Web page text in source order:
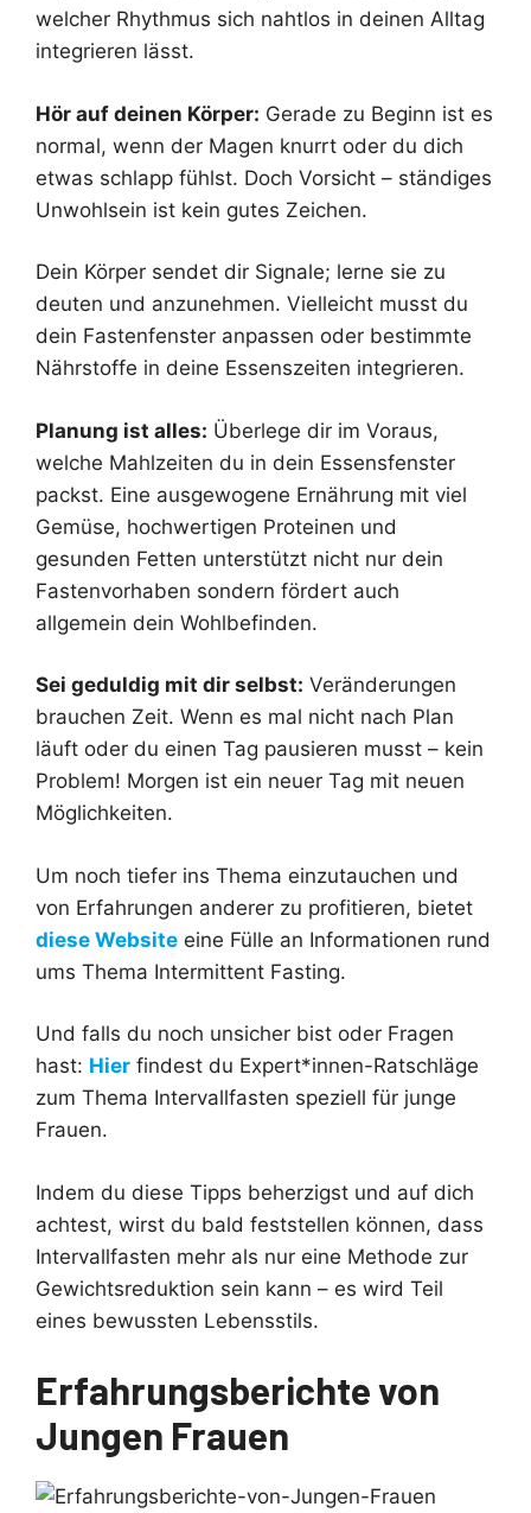
welcher Rhythmus sich nahtlos in deinen Alltag
integrieren lässt.
Hör auf deinen Körper: Gerade zu Beginn ist es
normal, wenn der Magen knurrt oder du dich
etwas schlapp fühlst. Doch Vorsicht – ständiges
Unwohlsein ist kein gutes Zeichen.
Dein Körper sendet dir Signale; lerne sie zu
deuten und anzunehmen. Vielleicht musst du
dein Fastenfenster anpassen oder bestimmte
Nährstoffe in deine Essenszeiten integrieren.
Planung ist alles: Überlege dir im Voraus,
welche Mahlzeiten du in dein Essensfenster
packst. Eine ausgewogene Ernährung mit viel
Gemüse, hochwertigen Proteinen und
gesunden Fetten unterstützt nicht nur dein
Fastenvorhaben sondern fördert auch
allgemein dein Wohlbefinden.
Sei geduldig mit dir selbst: Veränderungen
brauchen Zeit. Wenn es mal nicht nach Plan
läuft oder du einen Tag pausieren musst – kein
Problem! Morgen ist ein neuer Tag mit neuen
Möglichkeiten.
Um noch tiefer ins Thema einzutauchen und
von Erfahrungen anderer zu profitieren, bietet
diese Website eine Fülle an Informationen rund
ums Thema Intermittent Fasting.
Und falls du noch unsicher bist oder Fragen
hast: Hier findest du Expert*innen-Ratschläge
zum Thema Intervallfasten speziell für junge
Frauen.
Indem du diese Tipps beherzigst und auf dich
achtest, wirst du bald feststellen können, dass
Intervallfasten mehr als nur eine Methode zur
Gewichtsreduktion sein kann – es wird Teil
eines bewussten Lebensstils.
Erfahrungsberichte von
Jungen Frauen